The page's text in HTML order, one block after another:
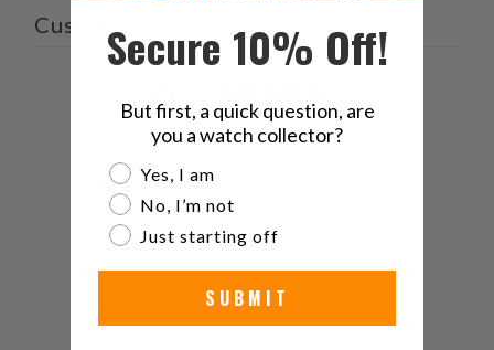
Customer reviews
0 / 50 reviews
0%
Secure 10% Off!
But first, a quick question, are
you a watch collector?
Are you a watch collector?
Yes, I am
No, I’m not
Just starting off
SUBMIT